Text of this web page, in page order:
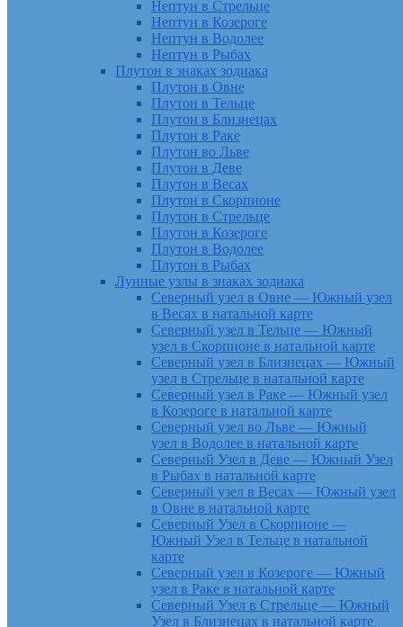
Нептун в Стрельце
Нептун в Козероге
Нептун в Водолее
Нептун в Рыбах
Плутон в знаках зодиака
Плутон в Овне
Плутон в Тельце
Плутон в Близнецах
Плутон в Раке
Плутон во Льве
Плутон в Деве
Плутон в Весах
Плутон в Скорпионе
Плутон в Стрельце
Плутон в Козероге
Плутон в Водолее
Плутон в Рыбах
Лунные узлы в знаках зодиака
Северный узел в Овне — Южный узел
в Весах в натальной карте
Северный узел в Тельце — Южный
узел в Скорпионе в натальной карте
Северный узел в Близнецах — Южный
узел в Стрельце в натальной карте
Северный узел в Раке — Южный узел
в Козероге в натальной карте
Северный узел во Льве — Южный
узел в Водолее в натальной карте
Северный Узел в Деве — Южный Узел
в Рыбах в натальной карте
Северный узел в Весах — Южный узел
в Овне в натальной карте
Северный Узел в Скорпионе —
Южный Узел в Тельце в натальной
карте
Северный узел в Козероге — Южный
узел в Раке в натальной карте
Северный Узел в Стрельце — Южный
Узел в Близнецах в натальной карте